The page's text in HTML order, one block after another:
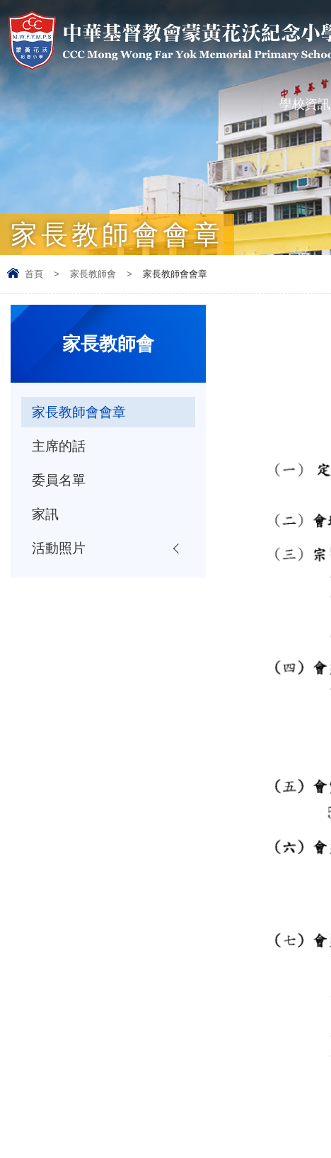
學校資訊
家長教師會會章
首頁 > 家長教師會 > 家長教師會會章
家長教師會
家長教師會會章
主席的話
委員名單
家訊
活動照片